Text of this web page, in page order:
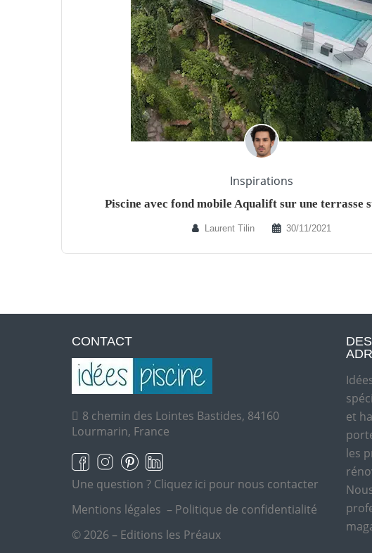
Inspirations
Piscine avec fond mobile Aqualift sur une terrasse
Laurent Tilin 30/11/2021
CONTACT
8 chemin des Lointes Bastides, 84160
Lourmarin, France
Une question ? Cliquez ici pour nous contacter
Mentions légales – Politique de confidentialité
© 2026 – Editions les Préaux
et
les